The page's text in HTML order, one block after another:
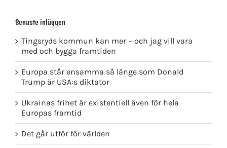
Senaste inläggen
Tingsryds kommun kan mer – och jag vill vara
med och bygga framtiden
Europa står ensamma så länge som Donald
Trump är USA:s diktator
Ukrainas frihet är existentiell även för hela
Europas framtid
Det går utför för världen